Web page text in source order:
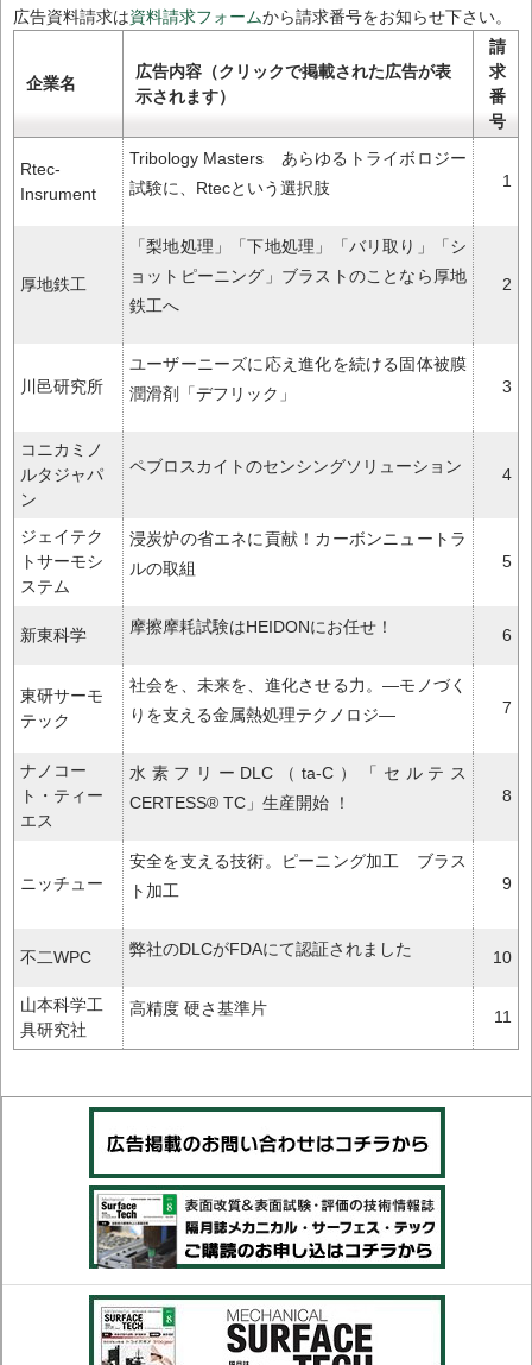
広告資料請求は資料請求フォームから請求番号をお知らせ下さい。
企業名
広告内容（クリックで掲載された広告が表
示されます）
請
求
番
号
Rtec-
Insrument
Tribology Masters あらゆるトライボロジー
試験に、Rtecという選択肢
1
厚地鉄工
「梨地処理」「下地処理」「バリ取り」「シ
ョットピーニング」ブラストのことなら厚地
鉄工へ
2
川邑研究所
ユーザーニーズに応え進化を続ける固体被膜
潤滑剤「デフリック」
3
コニカミノ
ルタジャパ
ン
ペブロスカイトのセンシングソリューション 4
ジェイテク
トサーモシ
ステム
浸炭炉の省エネに貢献！カーボンニュートラ
ルの取組
5
新東科学 摩擦摩耗試験はHEIDONにお任せ！ 6
東研サーモ
テック
社会を、未来を、進化させる力。―モノづく
りを支える金属熱処理テクノロジ―
7
ナノコー
ト・ティー
エス
水素フリーDLC（ta-C）「セルテス
CERTESS® TC」生産開始 ！
8
ニッチュー
安全を支える技術。ピーニング加工 ブラス
ト加工
9
不二WPC 弊社のDLCがFDAにて認証されました 10
山本科学工
具研究社
高精度 硬さ基準片 11